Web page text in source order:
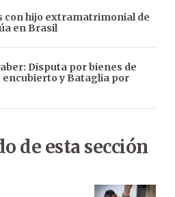
con hijo extramatrimonial de
en Brasil
Disputa por bienes de
y Bataglia por
de esta sección